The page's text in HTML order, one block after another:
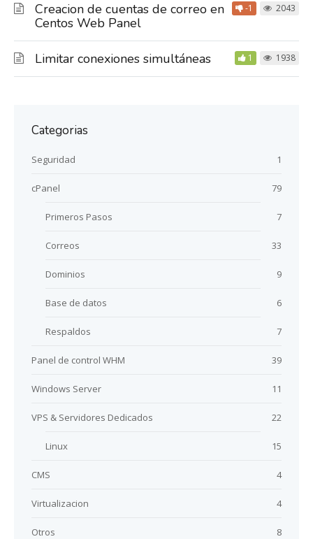
Creacion de cuentas de correo en
Centos Web Panel
-1 2043
Limitar conexiones simultáneas 1 1938
Categorias
Seguridad 1
cPanel 79
Primeros Pasos 7
Correos 33
Dominios 9
Base de datos 6
Respaldos 7
Panel de control WHM 39
Windows Server 11
VPS & Servidores Dedicados 22
Linux 15
CMS 4
Virtualizacion 4
Otros 8